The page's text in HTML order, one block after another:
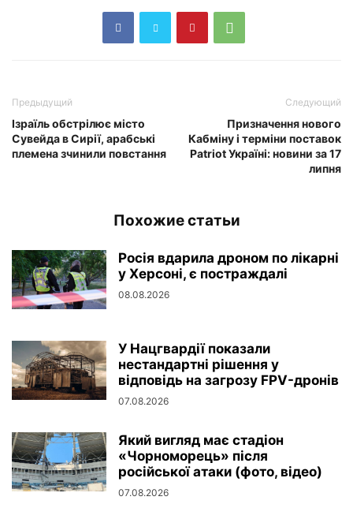
Предыдущий
Ізраїль обстрілює місто
Сувейда в Сирії, арабські
племена зчинили повстання
Следующий
Призначення нового
Кабміну і терміни поставок
Patriot Україні: новини за 17
липня
Похожие статьи
Росія вдарила дроном по лікарні
у Херсоні, є постраждалі
08.08.2026
У Нацгвардії показали
нестандартні рішення у
відповідь на загрозу FPV-дронів
07.08.2026
Який вигляд має стадіон
«Чорноморець» після
російської атаки (фото, відео)
07.08.2026